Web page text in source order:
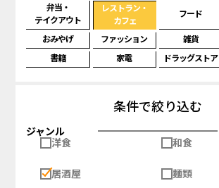
弁当・
テイクアウト
レストラン・
カフェ
フード
おみやげ ファッション 雑貨
書籍
家電 ドラッグストア
条件で絞り込む
ジャンル
洋食
和食
居酒屋 麺類